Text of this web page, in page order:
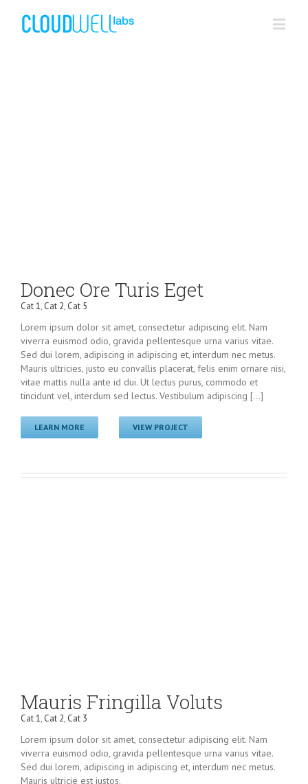
Donec Ore Turis Eget
Cat 1, Cat 2, Cat 5
Lorem ipsum dolor sit amet, consectetur adipiscing elit. Nam
viverra euismod odio, gravida pellentesque urna varius vitae.
Sed dui lorem, adipiscing in adipiscing et, interdum nec metus.
Mauris ultricies, justo eu convallis placerat, felis enim ornare nisi,
vitae mattis nulla ante id dui. Ut lectus purus, commodo et
tincidunt vel, interdum sed lectus. Vestibulum adipiscing [...]
LEARN MORE VIEW PROJECT
Mauris Fringilla Voluts
Cat 1, Cat 2, Cat 3
Lorem ipsum dolor sit amet, consectetur adipiscing elit. Nam
viverra euismod odio, gravida pellentesque urna varius vitae.
Sed dui lorem, adipiscing in adipiscing et, interdum nec metus.
Mauris ultricie est justos.